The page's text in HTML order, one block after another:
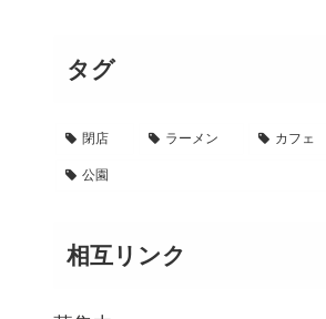
タグ
閉店 ラーメン カフェ
公園
相互リンク